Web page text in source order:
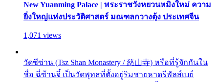
New Yuanming Palace | พระราชวังหยวนหมิงใหม่ ความ
ยิ่งใหญ่แห่งประวัติศาสตร์ มณฑลกวางตุ้ง ประเทศจีน
1,071 views
วัดซีซ่าน (Tsz Shan Monastery / 慈山寺) หรือที่รู้จักกันใน
ชื่อ ฉี่ซ้านจี๋ เป็นวัดพุทธที่ตั้งอยู่ริมชายหาดรีพัลส์เบย์